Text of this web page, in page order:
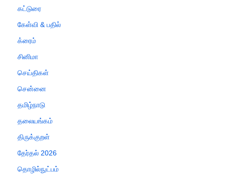
கட்டுரை
கேள்வி & பதில்
க்ரைம்
சினிமா
செய்திகள்
சென்னை
தமிழ்நாடு
தலையங்கம்
திருக்குறள்
தேர்தல் 2026
தொழில்நுட்பம்